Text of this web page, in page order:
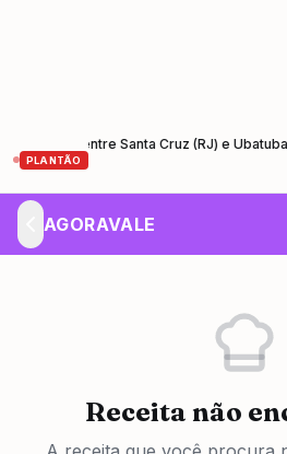
PLANTÃO
entre Santa Cruz (RJ) e Ubatuba (SP)
AGORAVALE
Receita não